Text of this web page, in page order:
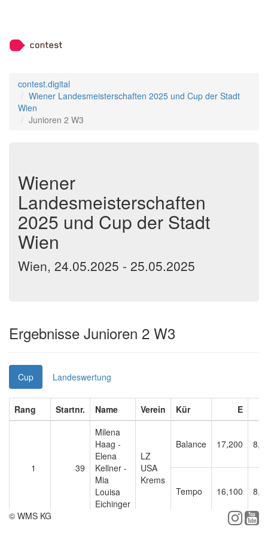
contest.digital
Wiener Landesmeisterschaften 2025 und Cup der Stadt
Wien
Junioren 2 W3
Wiener
Landesmeisterschaften
2025 und Cup der Stadt
Wien
Wien, 24.05.2025 - 25.05.2025
Ergebnisse Junioren 2 W3
Cup Landeswertung
Rang Startnr. Name Verein Kür E
1 39
Milena
Haag -
Elena
Kellner -
Mia
Louisa
Eichinger
LZ
USA
Krems
Balance 17,200
Tempo 16,100
© WMS KG